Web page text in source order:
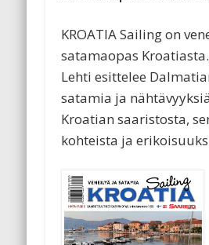
KROATIA Sailing on
satamaopas Kroatiasta.
Lehti esittelee
satamia ja
Kroatian saaristosta,
kohteista ja